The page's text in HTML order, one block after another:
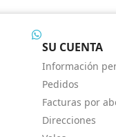
SU CUENTA
Información
Pedidos
Facturas por
Direcciones